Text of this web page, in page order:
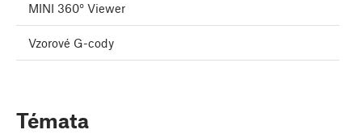
MINI 360° Viewer
Vzorové G-cody
Témata